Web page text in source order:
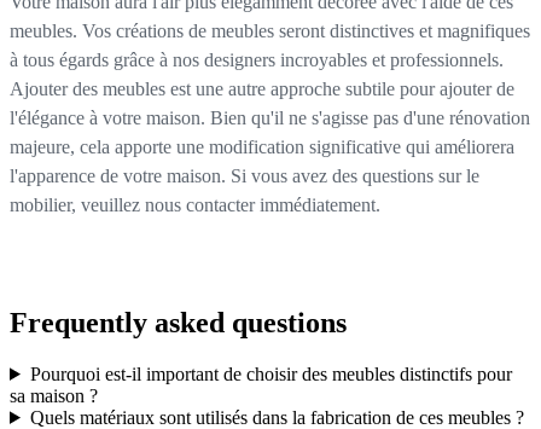
meubles. Vos créations de meubles seront distinctives et magnifiques
à tous égards grâce à nos designers incroyables et professionnels.
Ajouter des meubles est une autre approche subtile pour ajouter de
l'élégance à votre maison. Bien qu'il ne s'agisse pas d'une rénovation
majeure, cela apporte une modification significative qui améliorera
l'apparence de votre maison. Si vous avez des questions sur le
mobilier, veuillez nous contacter immédiatement.
Frequently asked questions
Pourquoi est-il important de choisir des meubles distinctifs pour
sa maison ?
Quels matériaux sont utilisés dans la fabrication de ces meubles ?